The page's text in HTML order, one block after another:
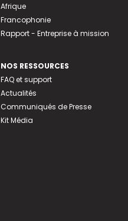
Afrique
Francophonie
Rapport - Entreprise à mission
NOS RESSOURCES
FAQ et support
Actualités
Communiqués de Presse
Kit Média